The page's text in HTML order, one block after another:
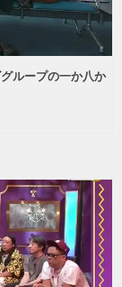
ループの一か八か